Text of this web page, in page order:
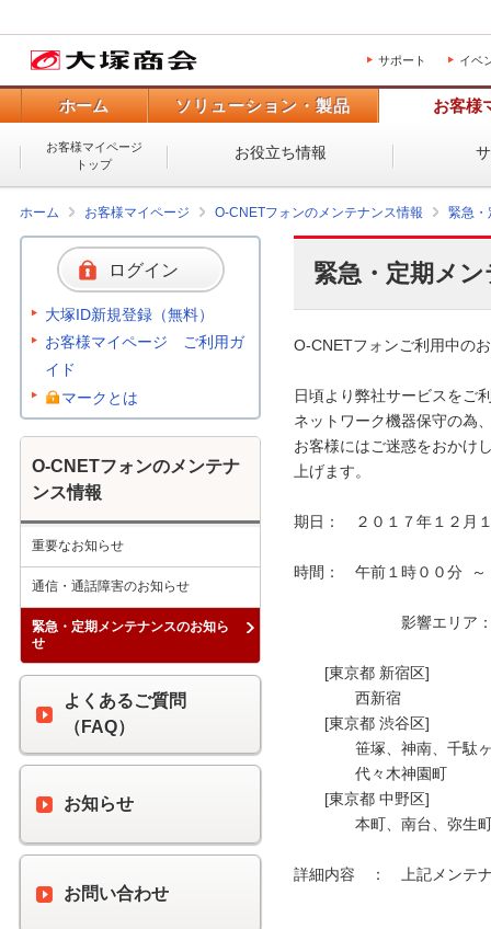
サポート イベ
ホーム ソリューション・製品 お客様
お客様マイページ
トップ
お役立ち情報
ホーム お客様マイページ O-CNETフォンのメンテナンス情報 緊急・
緊急・定期メ
O-CNETフォンご利用中の
日頃より弊社サービスをご
ネットワーク機器保守の為
お客様にはご迷惑をおかけ
上げます。
期日：　２０１７年１２月
時間：　午前１時００分
影響エリア：　下記
[東京都 新宿区]
西新宿
[東京都 渋谷区]
笹塚、神南、千駄ヶ谷
代々木神園町
[東京都 中野区]
本町、南台、弥生
詳細内容　：　上記メンテ
ログイン
大塚ID新規登録（無料）
お客様マイページ ご利用ガ
イド
マークとは
O-CNETフォンのメンテナ
ンス情報
重要なお知らせ
通信・通話障害のお知らせ
緊急・定期メンテナンスのお知ら
せ
よくあるご質問
（FAQ）
お知らせ
お問い合わせ